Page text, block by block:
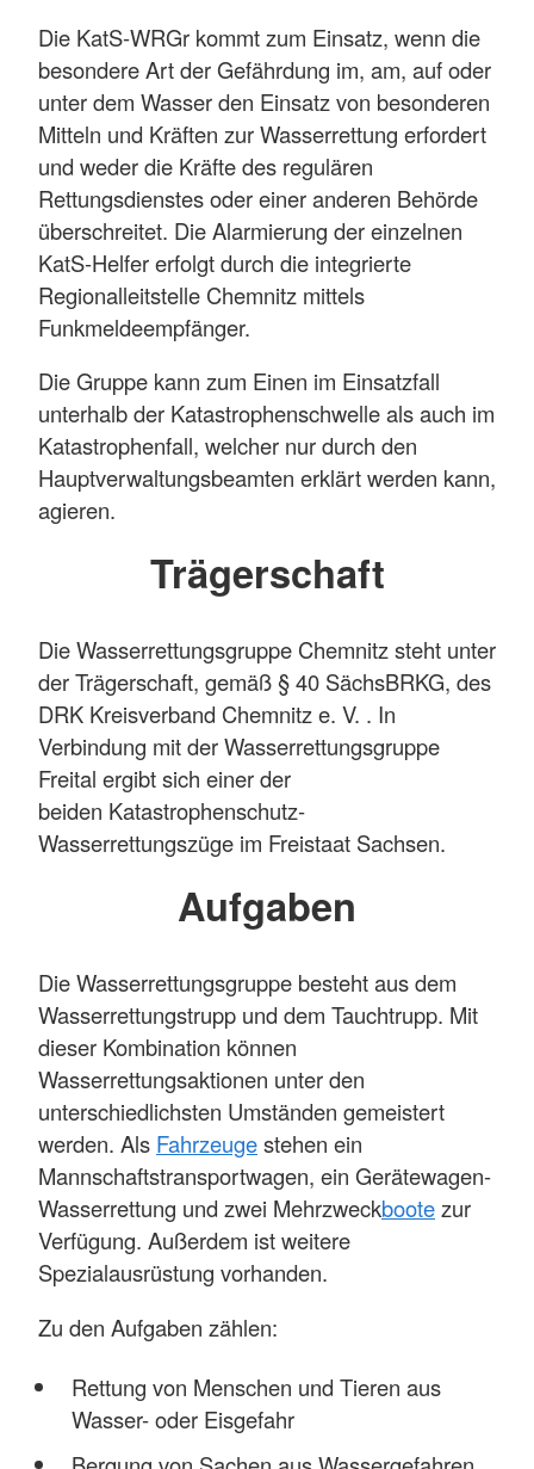
Die KatS-WRGr kommt zum Einsatz, wenn die
besondere Art der Gefährdung im, am, auf oder
unter dem Wasser den Einsatz von besonderen
Mitteln und Kräften zur Wasserrettung erfordert
und weder die Kräfte des regulären
Rettungsdienstes oder einer anderen Behörde
überschreitet. Die Alarmierung der einzelnen
KatS-Helfer erfolgt durch die integrierte
Regionalleitstelle Chemnitz mittels
Funkmeldeempfänger.
Die Gruppe kann zum Einen im Einsatzfall
unterhalb der Katastrophenschwelle als auch im
Katastrophenfall, welcher nur durch den
Hauptverwaltungsbeamten erklärt werden kann,
agieren.
Trägerschaft
Die Wasserrettungsgruppe Chemnitz steht unter
der Trägerschaft, gemäß § 40 SächsBRKG, des
DRK Kreisverband Chemnitz e. V. . In
Verbindung mit der Wasserrettungsgruppe
Freital ergibt sich einer der
beiden Katastrophenschutz-
Wasserrettungszüge im Freistaat Sachsen.
Aufgaben
Die Wasserrettungsgruppe besteht aus dem
Wasserrettungstrupp und dem Tauchtrupp. Mit
dieser Kombination können
Wasserrettungsaktionen unter den
unterschiedlichsten Umständen gemeistert
werden. Als Fahrzeugestehen ein
Mannschaftstransportwagen, ein Gerätewagen-
Wasserrettung und zwei Mehrzweckbootezur
Verfügung. Außerdem ist weitere
Spezialausrüstung vorhanden.
Zu den Aufgaben zählen:
Rettung von Menschen und Tieren aus
Wasser- oder Eisgefahr